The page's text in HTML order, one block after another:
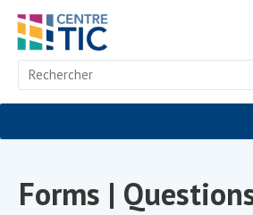
Skip
content
Search
for:
Site
Navigation
Forms |